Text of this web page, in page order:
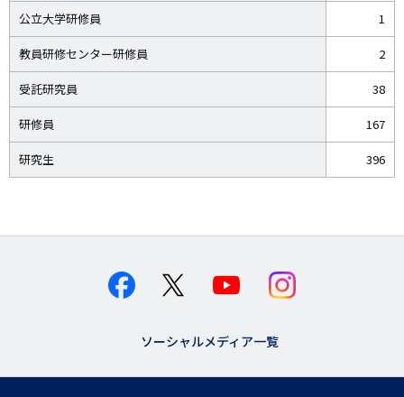
公立大学研修員 1
教員研修センター研修員 2
受託研究員 38
研修員 167
研究生 396
ソーシャルメディア一覧